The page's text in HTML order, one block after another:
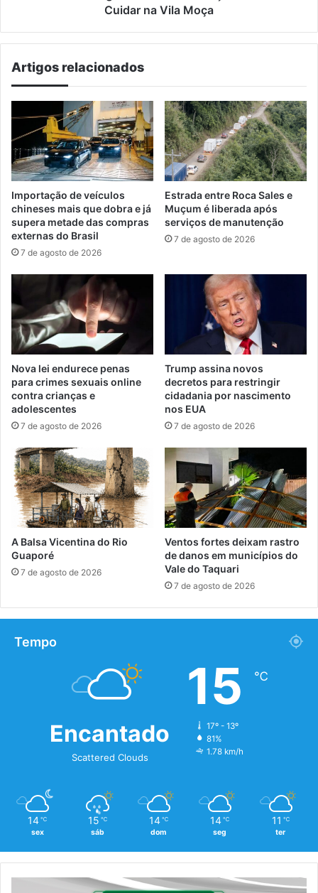
Cuidar na Vila Moça
Artigos relacionados
Importação de veículos
chineses mais que dobra e já
supera metade das compras
externas do Brasil
7 de agosto de 2026
Estrada entre Roca Sales e
Muçum é liberada após
serviços de manutenção
7 de agosto de 2026
Nova lei endurece penas
para crimes sexuais online
contra crianças e
adolescentes
7 de agosto de 2026
Trump assina novos
decretos para restringir
cidadania por nascimento
nos EUA
7 de agosto de 2026
A Balsa Vicentina do Rio
Guaporé
7 de agosto de 2026
Ventos fortes deixam rastro
de danos em municípios do
Vale do Taquari
7 de agosto de 2026
Tempo
Encantado
Scattered Clouds
15 ℃
17º - 13º
81%
1.78 km/h
14 ℃
sex
15 ℃
sáb
14 ℃
dom
14 ℃
seg
11 ℃
ter